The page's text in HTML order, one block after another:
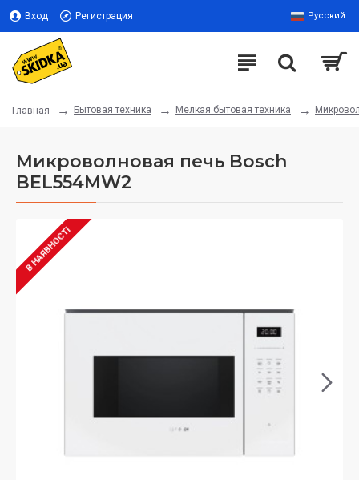
Вход Регистрация Русский
Главная Бытовая техника Мелкая бытовая техника
Микроволновая печь Bosch
BEL554MW2
В НАЯВНОСТІ